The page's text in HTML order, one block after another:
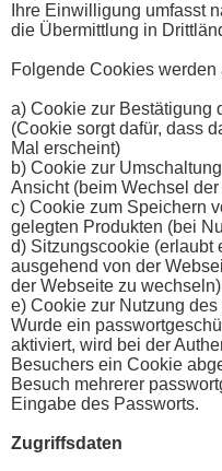
Ihre Einwilligung umfasst
die Übermittlung in
Folgende Cookies
a) Cookie zur Bestätigung
(Cookie sorgt dafür, dass
Mal erscheint)
b) Cookie zur
Ansicht (beim Wechsel
c) Cookie zum Speichern
gelegten Produkten (bei
d) Sitzungscookie (erlaubt
ausgehend von der
der Webseite zu wechseln)
e) Cookie zur Nutzung
Wurde ein
aktiviert, wird bei der
Besuchers ein Cookie
Besuch mehrerer
Eingabe des Passworts.
Zugriffsdaten